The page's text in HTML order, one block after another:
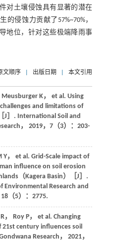
对土壤侵蚀具有显著的潜在
侵蚀力贡献了57%~70%，
地位，针对这些极端降雨事
文顺序 出版日期 本文引用
Meusburger K， et al. Using
and limitations of
J］. International Soil and
， 2019， 7（3）：203-
Y， et al. Grid-Scale impact of
influence on soil erosion
（Kagera Basin）［J］.
Environmental Research and
18（5）：2775.
R， Roy P， et al. Changing
21st century influences soil
Research ， 2021，